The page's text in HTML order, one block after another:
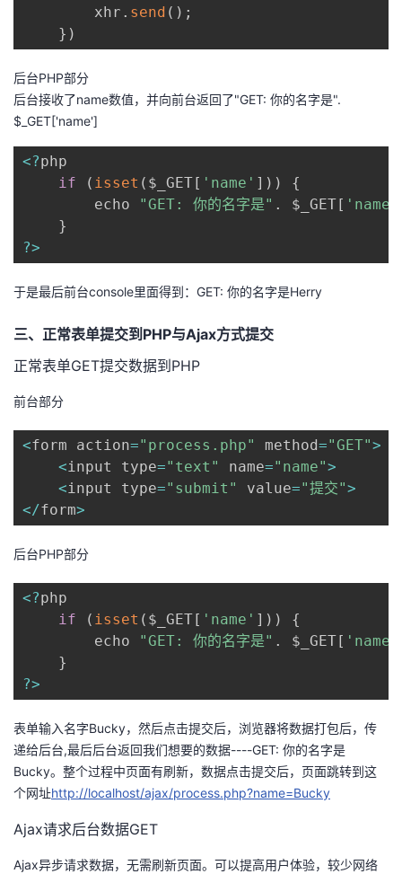
        xhr
. send ( ) ;
} )
后台PHP部分
后台接收了name数值，并向前台返回了"GET: 你的名字是".
$_GET['name']
<?php
if
( isset ( $_GET[ 'name' ] ) )
{
   		echo
"GET: 你的名字是" . $_GET[ 'name'
}
?>
于是最后前台console里面得到：GET: 你的名字是Herry
三、正常表单提交到PHP与Ajax方式提交
正常表单GET提交数据到PHP
前台部分
<form action="process.php" method="GET">
<input type="text" name="name">
<input type="submit" value="提交">
</form>
后台PHP部分
<?php
if
( isset ( $_GET[ 'name' ] ) )
{
   		echo
"GET: 你的名字是" . $_GET[ 'name'
}
?>
表单输入名字Bucky，然后点击提交后，浏览器将数据打包后，传
递给后台,最后后台返回我们想要的数据----GET: 你的名字是
Bucky。整个过程中页面有刷新，数据点击提交后，页面跳转到这
个网址http://localhost/ajax/process.php?name=Bucky
Ajax请求后台数据GET
Ajax异步请求数据，无需刷新页面。可以提高用户体验，较少网络